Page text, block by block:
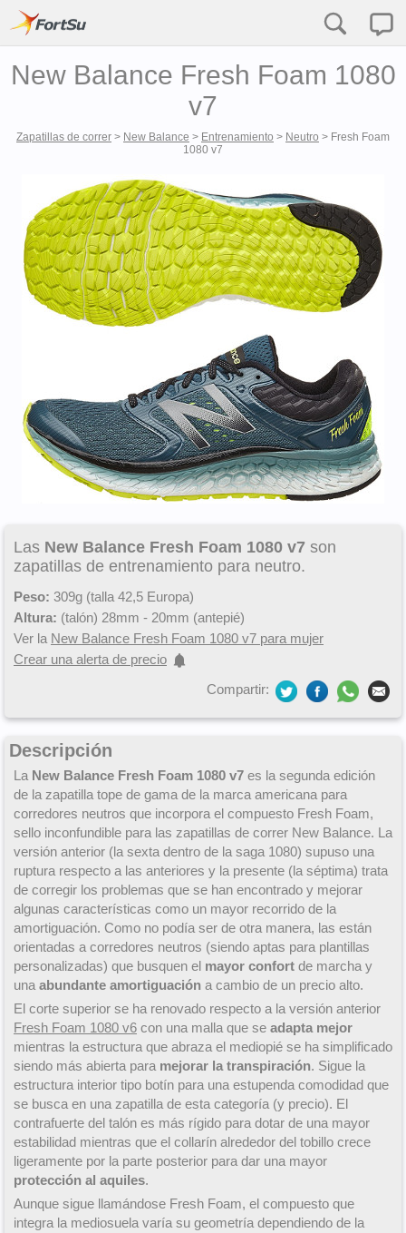
New Balance Fresh Foam 1080
v7
Zapatillas de correr > New Balance > Entrenamiento > Neutro > Fresh Foam
1080 v7
Las New Balance Fresh Foam 1080 v7 son
zapatillas de entrenamiento para neutro.
Peso: 309g (talla 42,5 Europa)
Altura: (talón) 28mm - 20mm (antepié)
Ver la New Balance Fresh Foam 1080 v7 para mujer
Crear una alerta de precio
Compartir:
Descripción
La New Balance Fresh Foam 1080 v7 es la segunda edición
de la zapatilla tope de gama de la marca americana para
corredores neutros que incorpora el compuesto Fresh Foam,
sello inconfundible para las zapatillas de correr New Balance. La
versión anterior (la sexta dentro de la saga 1080) supuso una
ruptura respecto a las anteriores y la presente (la séptima) trata
de corregir los problemas que se han encontrado y mejorar
algunas características como un mayor recorrido de la
amortiguación. Como no podía ser de otra manera, las están
orientadas a corredores neutros (siendo aptas para plantillas
personalizadas) que busquen el mayor confort de marcha y
una abundante amortiguación a cambio de un precio alto.
El corte superior se ha renovado respecto a la versión anterior
Fresh Foam 1080 v6 con una malla que se adapta mejor
mientras la estructura que abraza el mediopié se ha simplificado
siendo más abierta para mejorar la transpiración. Sigue la
estructura interior tipo botín para una estupenda comodidad que
se busca en una zapatilla de esta categoría (y precio). El
contrafuerte del talón es más rígido para dotar de una mayor
estabilidad mientras que el collarín alrededor del tobillo crece
ligeramente por la parte posterior para dar una mayor
protección al aquiles.
Aunque sigue llamándose Fresh Foam, el compuesto que
integra la mediosuela varía su geometría dependiendo de la